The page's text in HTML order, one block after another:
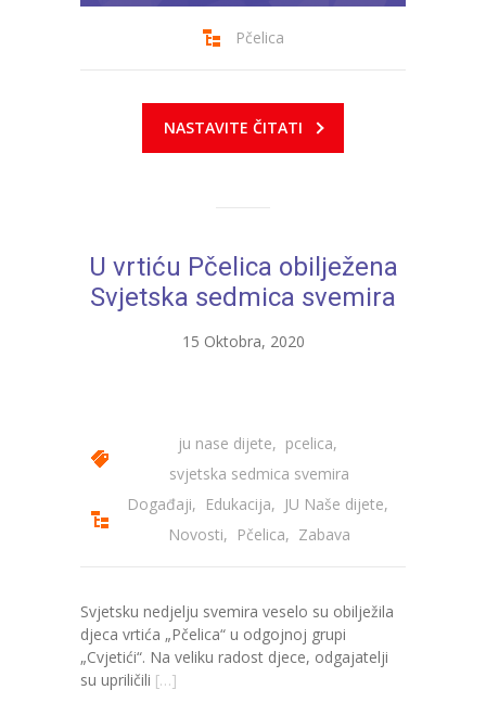
-- Konkursi
-- Obrasci i zahtjevi
Kontakt
Pčelica
NASTAVITE ČITATI
U vrtiću Pčelica obilježena
Svjetska sedmica svemira
15 Oktobra, 2020
ju nase dijete, pcelica,
svjetska sedmica svemira
Događaji, Edukacija, JU Naše dijete,
Novosti, Pčelica, Zabava
Svjetsku nedjelju svemira veselo su obilježila
djeca vrtića „Pčelica“ u odgojnoj grupi
„Cvjetići“. Na veliku radost djece, odgajatelji
su upriličili […]